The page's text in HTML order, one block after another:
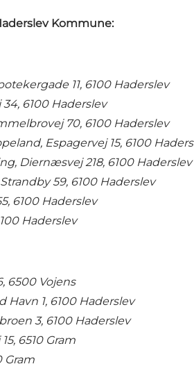
Kommune:
11, 6100 Haderslev
6100 Haderslev
70, 6100 Haderslev
Espagervej 15, 6100
Diernæsvej 218, 6100 Haderslev
59, 6100 Haderslev
6100 Haderslev
Haderslev
6500 Vojens
1, 6100 Haderslev
3, 6100 Haderslev
6510 Gram
Gram